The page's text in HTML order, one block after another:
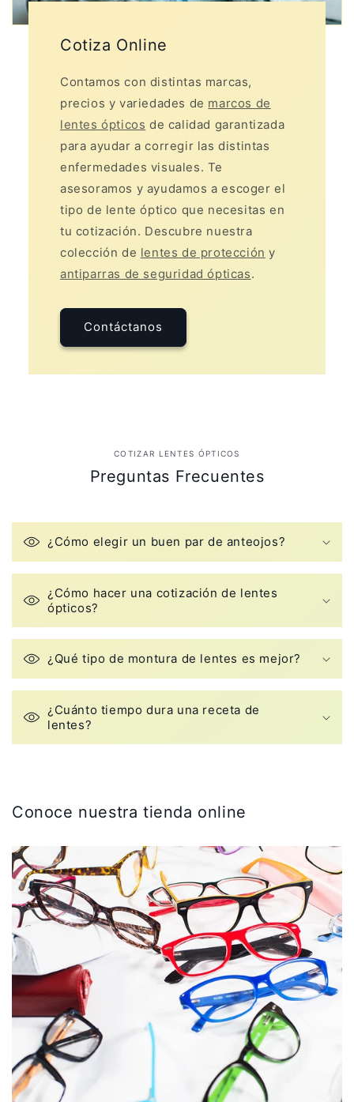
Cotiza Online
Contamos con distintas marcas,
precios y variedades de marcos de
lentes ópticos de calidad garantizada
para ayudar a corregir las distintas
enfermedades visuales. Te
asesoramos y ayudamos a escoger el
tipo de lente óptico que necesitas en
tu cotización. Descubre nuestra
colección de lentes de protección y
antiparras de seguridad ópticas.
Contáctanos
COTIZAR LENTES ÓPTICOS
Preguntas Frecuentes
¿Cómo elegir un buen par de anteojos?
¿Cómo hacer una cotización de lentes
ópticos?
¿Qué tipo de montura de lentes es mejor?
¿Cuánto tiempo dura una receta de
lentes?
Conoce nuestra tienda online